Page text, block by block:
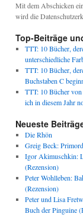
Mit dem Abschicken
wird die
Top-Beiträge
TTT: 10 Bücher,
unterschiedliche
TTT: 10 Bücher,
Buchstaben C
TTT: 10 Bücher
ich in diesem Jahr
Neueste
Die Rhön
Greig Beck:
Igor Akimuschkin:
(Rezension)
Peter Wohlleben:
(Rezension)
Peter und Lisa
Buch der Pinguine